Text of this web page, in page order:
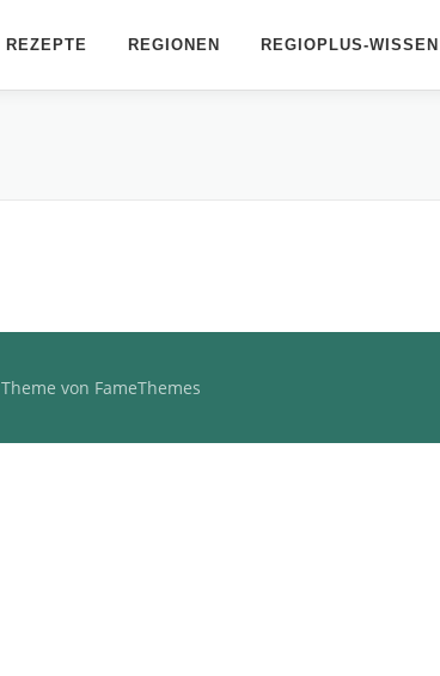
REZEPTE REGIONEN REGIOPLUS-WISSEN
Theme von FameThemes